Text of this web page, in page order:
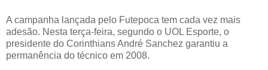
A campanha lançada pelo Futepoca tem cada vez mais
adesão. Nesta terça-feira, segundo o UOL Esporte, o
presidente do Corinthians André Sanchez garantiu a
permanência do técnico em 2008.